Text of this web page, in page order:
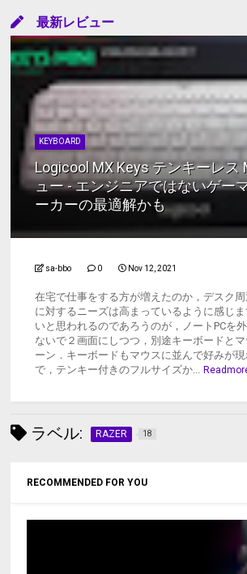
最新レビュー
KEYBOARD
Logicool MX Keys テンキーレス
ュー - エンジニアではないゲー
ーカーの最適解かも
sa-bbo 0 Nov 12, 2021
在宅で仕事をする方が増えたのか，デスク
に対するニーズは高まっているように感じ
いと思われるのであろうのが，ノートPCを
ないで２画面にしつつ，別途キーボードと
ーン．キーボードもマウスに並んで好みが
で，テンキー付きのフルサイズか...
ラベル: RAZER 18
RECOMMENDED FOR YOU